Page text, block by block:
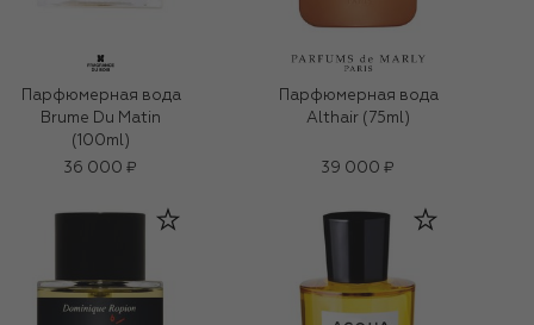
Парфюмерная вода
Brume Du Matin
(100ml)
36 000 ₽
Парфюмерная вода
Althair (75ml)
39 000 ₽